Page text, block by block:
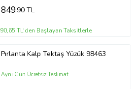
849,90 TL
90,65 TL'den Başlayan Taksitlerle
Pırlanta Kalp Tektaş Yüzük 98463
Aynı Gün Ücretsiz Teslimat